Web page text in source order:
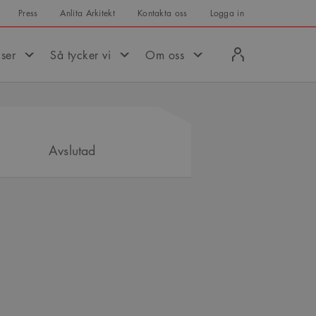
Press Anlita Arkitekt Kontakta oss Logga in
Så tycker vi Om oss
in
Avslutad